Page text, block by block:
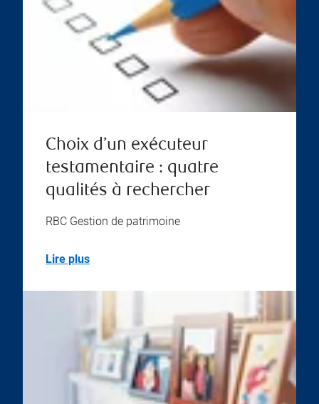
Choix d’un exécuteur
testamentaire : quatre
qualités à rechercher
RBC Gestion de patrimoine
Lire plus